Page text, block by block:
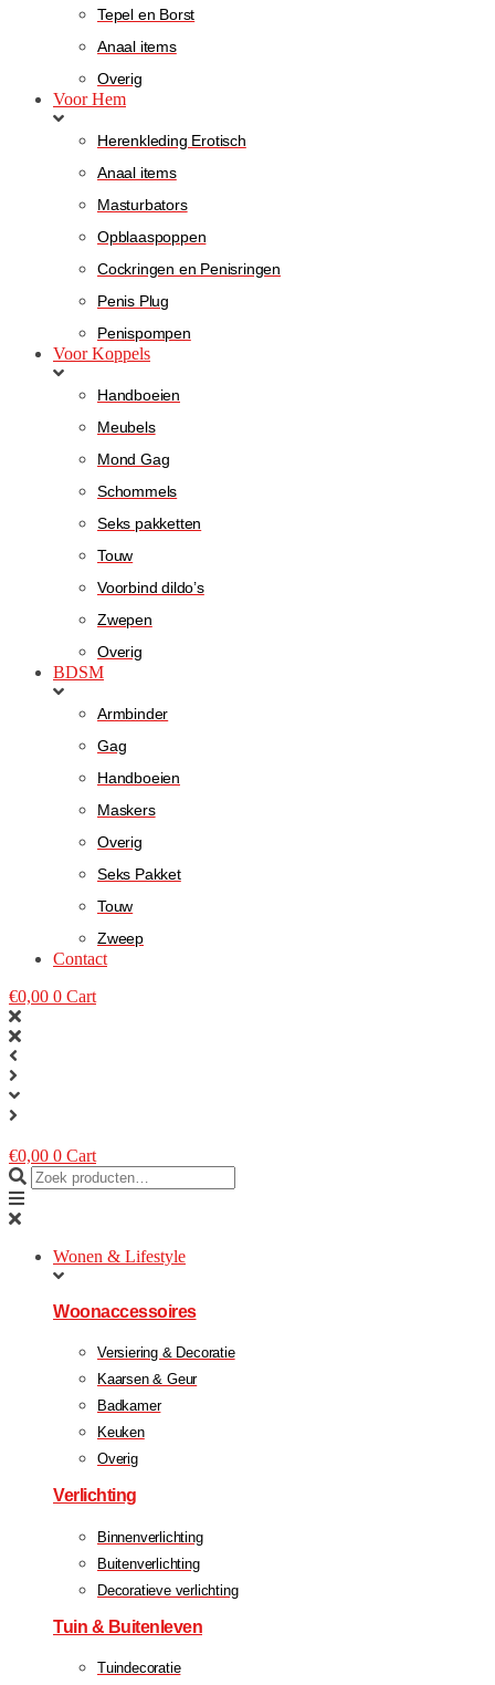
Tepel en Borst
Anaal items
Overig
Voor Hem
Herenkleding Erotisch
Anaal items
Masturbators
Opblaaspoppen
Cockringen en Penisringen
Penis Plug
Penispompen
Voor Koppels
Handboeien
Meubels
Mond Gag
Schommels
Seks pakketten
Touw
Voorbind dildo’s
Zwepen
Overig
BDSM
Armbinder
Gag
Handboeien
Maskers
Overig
Seks Pakket
Touw
Zweep
Contact
€0,00 0 Cart
€0,00 0 Cart
Wonen & Lifestyle
Woonaccessoires
Versiering & Decoratie
Kaarsen & Geur
Badkamer
Keuken
Overig
Verlichting
Binnenverlichting
Buitenverlichting
Decoratieve verlichting
Tuin & Buitenleven
Tuindecoratie